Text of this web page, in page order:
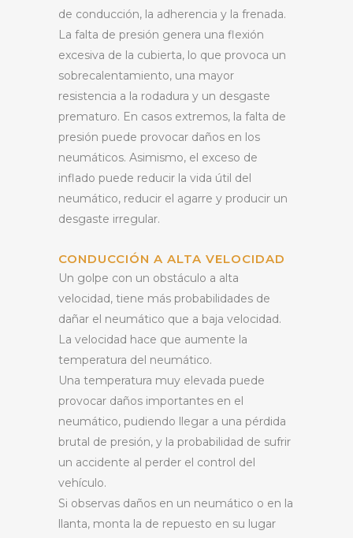
de conducción, la adherencia y la frenada.
La falta de presión genera una flexión
excesiva de la cubierta, lo que provoca un
sobrecalentamiento, una mayor
resistencia a la rodadura y un desgaste
prematuro. En casos extremos, la falta de
presión puede provocar daños en los
neumáticos. Asimismo, el exceso de
inflado puede reducir la vida útil del
neumático, reducir el agarre y producir un
desgaste irregular.
CONDUCCIÓN A ALTA VELOCIDAD
Un golpe con un obstáculo a alta
velocidad, tiene más probabilidades de
dañar el neumático que a baja velocidad.
La velocidad hace que aumente la
temperatura del neumático.
Una temperatura muy elevada puede
provocar daños importantes en el
neumático, pudiendo llegar a una pérdida
brutal de presión, y la probabilidad de sufrir
un accidente al perder el control del
vehículo.
Si observas daños en un neumático o en la
llanta, monta la de repuesto en su lugar